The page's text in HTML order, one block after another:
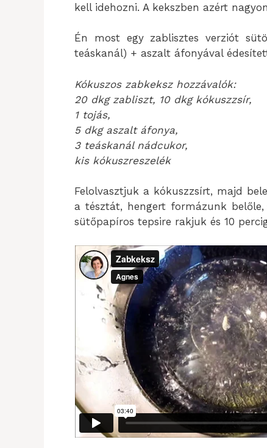
kell idehozni. A kekszben azért
Én most egy zablisztes verziót
teáskanál) + aszalt áfonyával
Kókuszos zabkeksz hozzávalók:
20 dkg zabliszt, 10 dkg kókuszzsír,
1 tojás,
5 dkg aszalt áfonya,
3 teáskanál nádcukor,
kis kókuszreszelék
Felolvasztjuk a kókuszzsírt, majd
a tésztát, hengert formázunk
sütőpapíros tepsire rakjuk és 10